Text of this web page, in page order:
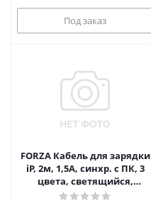
Под заказ
FORZA Кабель для зарядки
iP, 2м, 1,5А, синхр. с ПК, 3
цвета, светящийся,
коробка ПВХ